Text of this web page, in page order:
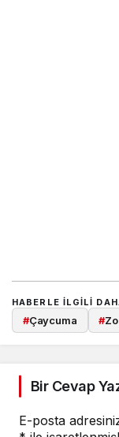
HABERLE ILGILI
#Çaycuma #
Bir Cevap
E-posta